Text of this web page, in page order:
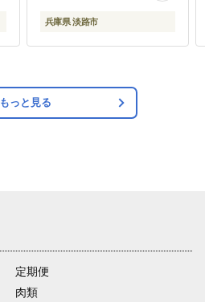
兵庫県 淡路市
もっと見る
定期便
肉類